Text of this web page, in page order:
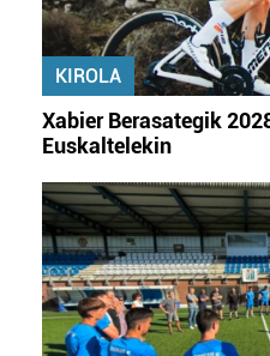
KIROLA
Xabier Berasategik
Euskaltelekin